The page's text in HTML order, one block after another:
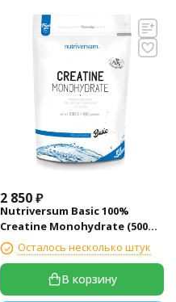
2 850₽
Nutriversum Basic 100%
Creatine Monohydrate (500
гр) Осталось несколько штук
В корзину